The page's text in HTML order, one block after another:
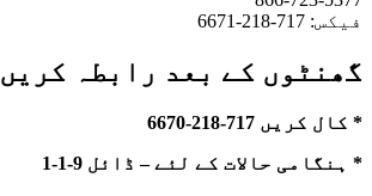
فیکس: 717-218-6671
گھنٹوں کے بعد رابطہ کریں
* کال کریں 717-218-6670
* ہنگامی حالات کے لئے – ڈائل 9-1-1